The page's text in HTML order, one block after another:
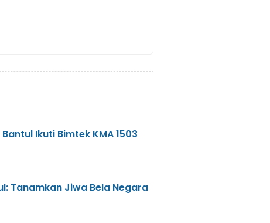
Ikuti Bimtek KMA 1503
Tanamkan Jiwa Bela Negara